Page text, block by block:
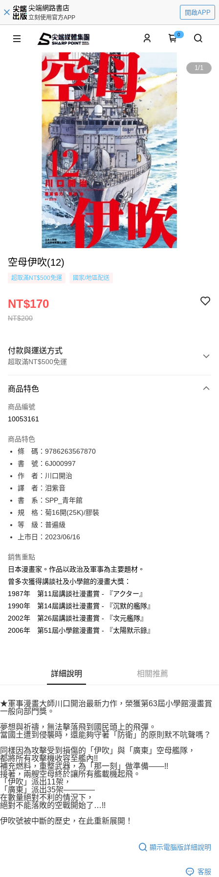
尖端網路書店
立刻使用官方APP
開啟APP
0
1/1
空母伊吹(12)
超取滿NT$500免運 國家/地區配送
NT$200
NT$170
付款與運送方式
超取滿NT$500免運
信用卡一次付款
超商取貨付款
相關說明
【關於「AFTEE先享後付」】
AFTEE先享後付是「在收到商品之後才付款」的支付方式。 讓您購物簡單
便利好安心！
１．簡單：不需註冊會員、不需綁卡、不需儲值。
２．便利：只要手機號碼，簡訊認證，即可結帳。
３．安心：先確認商品／服務後，再付款。
【「AFTEE先享後付」結帳流程】
１．於結帳方式選擇「AFTEE先享後付」後，將跳轉至「AFTEE先享後付」
結帳頁面，進行簡訊認證並確認金額後，即可完成結帳。
２．訂單成立數日內，您將收到繳費通知簡訊。
ATM／網路銀行／等多元方式進行付款，方視為交易完成。
※ 請注意：結帳手續完成當下不需立刻繳費，但若您需要取消訂單，請聯絡
購買商品的店家。未經商家同意取消之訂單仍視為有效，需透過AFTEE先享
後付繳納相關費用。
※ 交易是否成功請以「AFTEE先享後付 」之結帳頁面顯示為準，若有關於
是否繳費成功／繳費後需取消欲退款等相關疑問，請聯繫「AFTEE先享後付
【注意事項】
https://aftee.tw/terms/#terms3
３．未成年的使用者請事先徵得法定代理人或監護人之同意方可使用
任。
４．使用「AFTEE先享後付」時，將依據個別帳號之用戶狀況，依本公司即
請求用戶進行身份認證。
５．嚴禁一人註冊多個帳號或使用他人資訊註冊。若發現惡意使用之情形，
ATM付款
運送方式
全家取貨付款
每筆NT$80，滿NT$500(含以上)免運費
付款後全家取貨
每筆NT$80，滿NT$500(含以上)免運費
付款後萊爾富取貨
每筆NT$80，滿NT$500(含以上)免運費
7-11取貨付款
每筆NT$80，滿NT$500(含以上)免運費
每筆NT$100，滿NT$800(含以上)免運費
商品特色
商品編號
10053161
商品特色
條 碼：9786263567870
書 號：6J000997
作 者：川口開治
譯 者：泪紫音
書 系：SPP_青年館
規 格：菊16開(25K)/膠裝
等 級：普遍級
上市日：2023/06/16
銷售重點
日本漫畫家。作品以政治及軍事為主要題材。
曾多次獲得講談社及小學館的漫畫大獎：
1987年 第11屆講談社漫畫賞 - 『アクター』
1990年 第14屆講談社漫畫賞 - 『沉默的艦隊』
2002年 第26屆講談社漫畫賞 - 『次元艦隊』
2006年 第51屆小學館漫畫賞 - 『太陽默示錄』
詳細說明 相關推薦
★軍事漫畫大師川口開治最新力作，榮獲第63屆小學館漫畫賞
一般向部門獎。
夢想與祈禱，無法擊落飛到國民頭上的飛彈。
當國土遭到侵襲時，還能夠守著「防衛」的原則默不吭聲嗎？
同樣因為攻擊受到損傷的「伊吹」與「廣東」空母艦隊，
都將所有攻擊機收容至艦內!!
補充燃料，重整武器，為「那一刻」做準備——!!
接著，兩艘空母終於讓所有艦載機起飛。
「伊吹」派出11架，
「廣東」派出35架————
在數量絕對不利的情況下，
絕對不能落敗的空戰開始了…!!
伊吹號被中斷的歷史，在此重新展開！
顯示電腦版詳細說明
客服